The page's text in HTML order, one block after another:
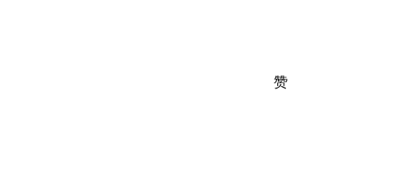
赞